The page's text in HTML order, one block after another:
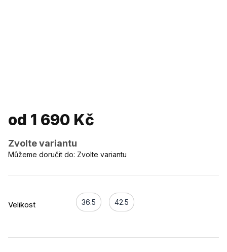
od 1 690 Kč
Zvolte variantu
Velikost 36.5 42.5
Můžeme doručit do: Zvolte variantu